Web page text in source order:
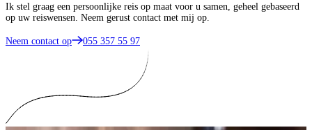
Ik stel graag een persoonlijke reis op maat voor u samen, geheel gebaseerd
op uw reiswensen. Neem gerust contact met mij op.
Neem contact op 055 357 55 97